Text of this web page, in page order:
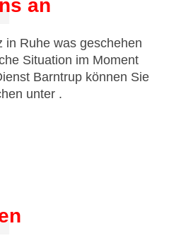
an
in Ruhe was geschehen
Situation im Moment
Barntrup können Sie
unter .